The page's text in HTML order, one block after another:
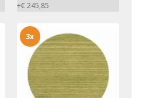
+€ 245,85
3x